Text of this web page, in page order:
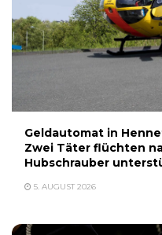
Geldautomat in
Zwei Täter flüchten
Hubschrauber
5. AUGUST 2026